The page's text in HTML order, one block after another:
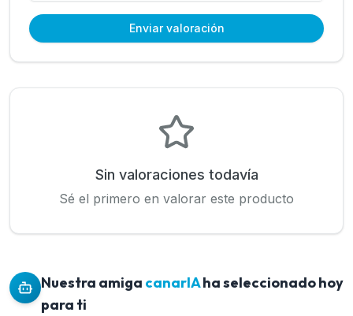
Enviar valoración
Sin valoraciones todavía
Sé el primero en valorar este producto
Nuestra amiga canarIAha seleccionado hoy
para ti